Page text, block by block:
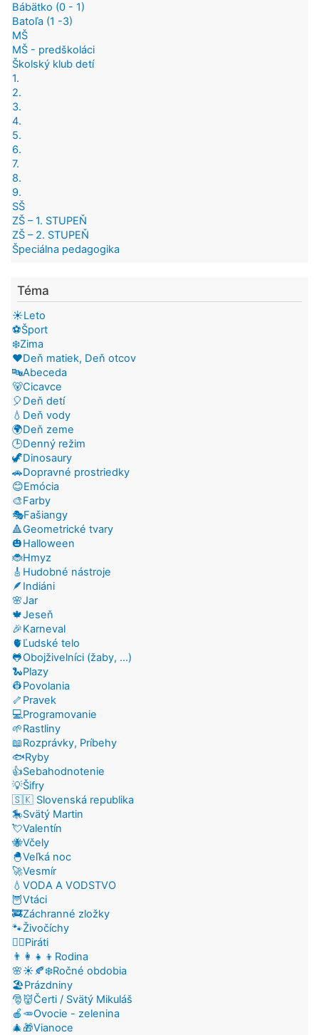
Bábätko (0 - 1)
Batoľa (1 -3)
MŠ
MŠ - predškoláci
Školský klub detí
1.
2.
3.
4.
5.
6.
7.
8.
9.
SŠ
ZŠ – 1. STUPEŇ
ZŠ – 2. STUPEŇ
Špeciálna pedagogika
Téma
☀️Leto
⚽Šport
❄️Zima
❤️Deň matiek, Deň otcov
🔤Abeceda
🐻Cicavce
🎈Deň detí
💧Deň vody
🌍Deň zeme
🕒Denný režim
🦖Dinosaury
🚗Dopravné prostriedky
😊Emócia
🎨Farby
🎭Fašiangy
🔺Geometrické tvary
🎃Halloween
🐞Hmyz
🎸Hudobné nástroje
🪶Indiáni
🌸Jar
🍁Jeseň
🎉Karneval
🫀Ľudské telo
🐸Obojživelníci (žaby, ...)
🐍Plazy
👷Povolania
🦴Pravek
💻Programovanie
🌱Rastliny
📖Rozprávky, Príbehy
🐟Ryby
👍Sebahodnotenie
💡Šifry
🇸🇰 Slovenská republika
🎠Svätý Martin
💘Valentín
🐝Včely
🐣Veľká noc
🚀Vesmír
💧VODA A VODSTVO
🦉Vtáci
🚒Záchranné zložky
🐾Živočíchy
🏴‍☠️Piráti
👨‍👩‍👧‍👦Rodina
🌸☀️🍂❄️Ročné obdobia
🏖️Prázdniny
🎅👹Čerti / Svätý Mikuláš
🍎🥕Ovocie - zelenina
🎄🎁Vianoce